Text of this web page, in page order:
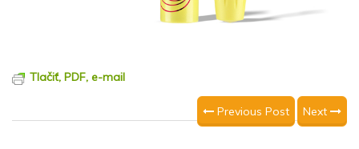
Tlačiť, PDF, e-mail
Previous Post Next